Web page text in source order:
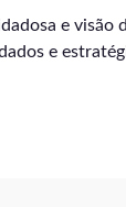
e visão
e